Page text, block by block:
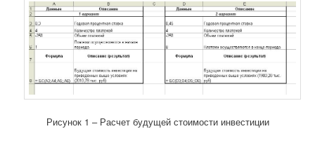
Рисунок 1 – Расчет будущей стоимости инвестиции